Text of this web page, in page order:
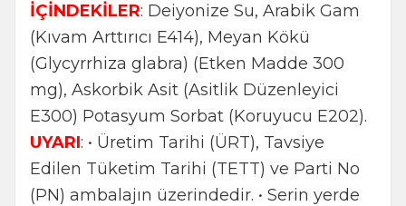
İÇİNDEKİLER: Deiyonize Su, Arabik Gam
(Kıvam Arttırıcı E414), Meyan Kökü
(Glycyrrhiza glabra) (Etken Madde 300
mg), Askorbik Asit (Asitlik Düzenleyici
E300) Potasyum Sorbat (Koruyucu E202).
UYARI: • Üretim Tarihi (ÜRT), Tavsiye
Edilen Tüketim Tarihi (TETT) ve Parti No
(PN) ambalajın üzerindedir. • Serin yerde